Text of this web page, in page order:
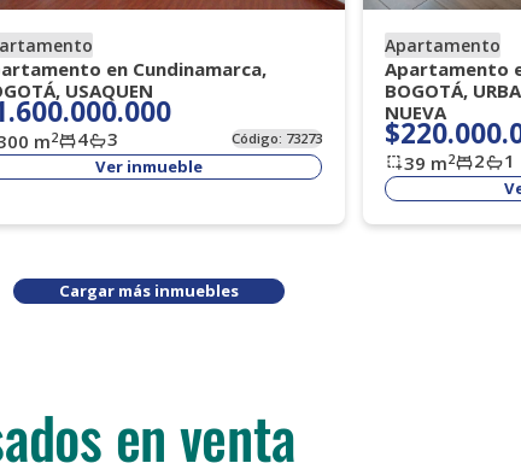
en Cundinamarca,
USAQUEN
m2 4 3 Código: 73273
Ver inmueble
Apartamento
Apartamento
BOGOTÁ,
NUEVA
39 m2 2 1
Cargar más inmuebles
en venta